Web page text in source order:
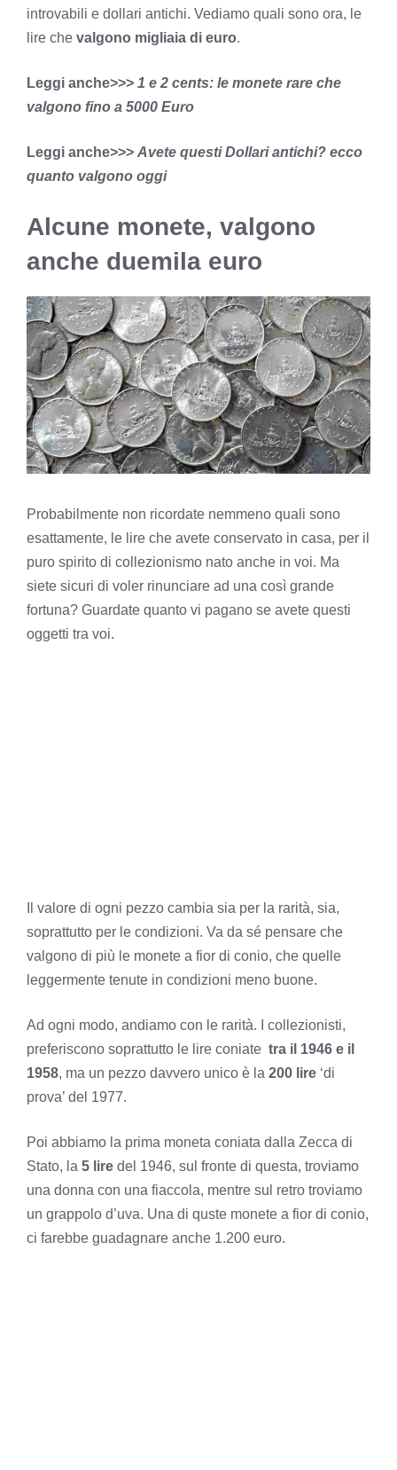
introvabili e dollari antichi. Vediamo quali sono ora, le
lire che valgono migliaia di euro.
Leggi anche>>> 1 e 2 cents: le monete rare che
valgono fino a 5000 Euro
Leggi anche>>> Avete questi Dollari antichi? ecco
quanto valgono oggi
Alcune monete, valgono
anche duemila euro
Probabilmente non ricordate nemmeno quali sono
esattamente, le lire che avete conservato in casa, per il
puro spirito di collezionismo nato anche in voi. Ma
siete sicuri di voler rinunciare ad una così grande
fortuna? Guardate quanto vi pagano se avete questi
oggetti tra voi.
Il valore di ogni pezzo cambia sia per la rarità, sia,
soprattutto per le condizioni. Va da sé pensare che
valgono di più le monete a fior di conio, che quelle
leggermente tenute in condizioni meno buone.
Ad ogni modo, andiamo con le rarità. I collezionisti,
preferiscono soprattutto le lire coniate tra il 1946 e il
1958, ma un pezzo davvero unico è la 200 lire ‘di
prova’ del 1977.
Poi abbiamo la prima moneta coniata dalla Zecca di
Stato, la 5 lire del 1946, sul fronte di questa, troviamo
una donna con una fiaccola, mentre sul retro troviamo
un grappolo d’uva. Una di quste monete a fior di conio,
ci farebbe guadagnare anche 1.200 euro.